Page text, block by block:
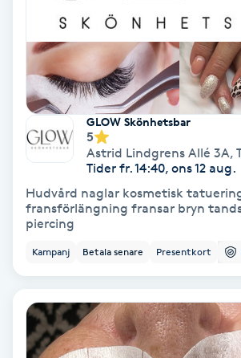
Bröllopsuppsättning
Celluliter
Coachning
Cryoterapi
Dermapen
GLOW Skönhetsbar
5
Astrid Lindgrens Allé 3A,
Tider fr. 14:40, ons 12 aug.
Hudvård naglar kosmetisk
fransförlängning fransar bryn
piercing
Kampanj Betala senare Presentkort